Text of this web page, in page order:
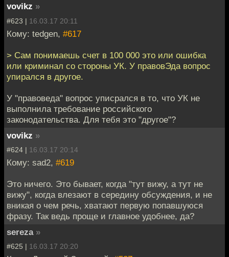
vovikz »
#623 | 16.03.17 20:11
Кому: tedgen, #617
> Сам понимаешь счет в 100 000 это или ошибка
или криминал со стороны УК. У правовЭда вопрос
упирался в другое.
У "правоведа" вопрос уписрался в то, что УК не
выполнила требование российского
законодательства. Для тебя это "другое"?
vovikz »
#624 | 16.03.17 20:14
Кому: sad2, #619
Это ничего. Это бывает, когда "тут вижу, а тут не
вижу", когда влезают в середину обсуждения, и не
вникая о чем речь, хватают первую попавшуюся
фразу. Так ведь проще и главное удобнее, да?
sereza »
#625 | 16.03.17 20:20